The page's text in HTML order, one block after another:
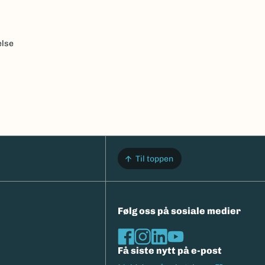
Til toppen
Følg oss på sosiale medier
Få siste nytt på e-post